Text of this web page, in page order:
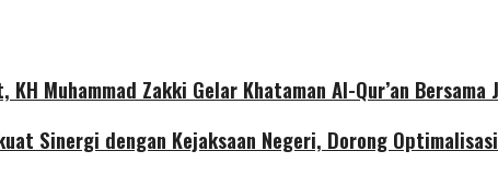
Muhammad Zakki Gelar Khataman Al-Qur’an
Sinergi dengan Kejaksaan Negeri, Dorong